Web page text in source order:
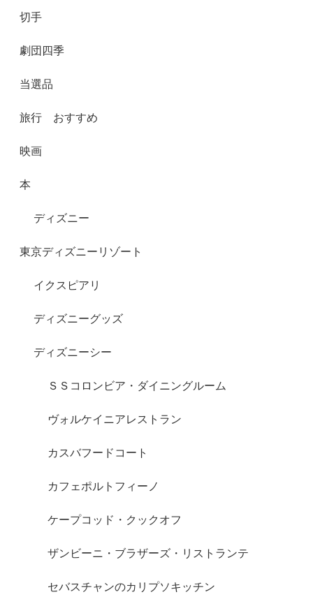
切手
劇団四季
当選品
旅行 おすすめ
映画
本
ディズニー
東京ディズニーリゾート
イクスピアリ
ディズニーグッズ
ディズニーシー
ＳＳコロンビア・ダイニングルーム
ヴォルケイニアレストラン
カスバフードコート
カフェポルトフィーノ
ケープコッド・クックオフ
ザンビーニ・ブラザーズ・リストランテ
セバスチャンのカリプソキッチン